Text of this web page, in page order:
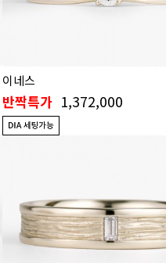
이네스
반짝특가 1,372,000